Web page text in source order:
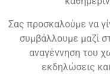
Σας προσκαλούμε να
συμβάλλουμε μαζί
αναγέννηση του
εκδηλώσεις